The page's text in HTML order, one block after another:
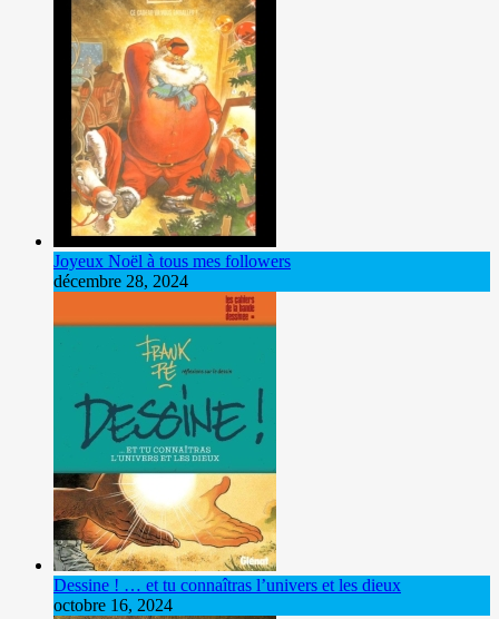
Joyeux Noël à tous mes followers
décembre 28, 2024
Dessine ! … et tu connaîtras l’univers et les dieux
octobre 16, 2024